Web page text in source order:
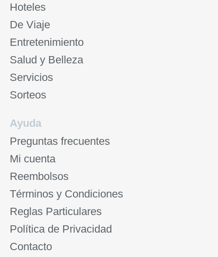
Hoteles
De Viaje
Entretenimiento
Salud y Belleza
Servicios
Sorteos
Ayuda
Preguntas frecuentes
Mi cuenta
Reembolsos
Términos y Condiciones
Reglas Particulares
Política de Privacidad
Contacto